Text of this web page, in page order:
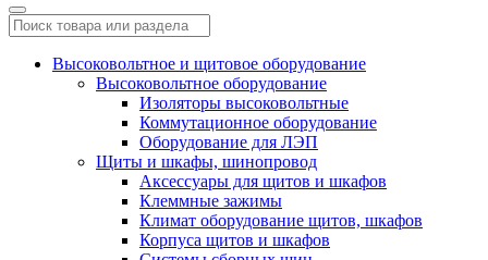
Высоковольтное и щитовое оборудование
Высоковольтное оборудование
Изоляторы высоковольтные
Коммутационное оборудование
Оборудование для ЛЭП
Щиты и шкафы, шинопровод
Аксессуары для щитов и шкафов
Клеммные зажимы
Климат оборудование щитов, шкафов
Корпуса щитов и шкафов